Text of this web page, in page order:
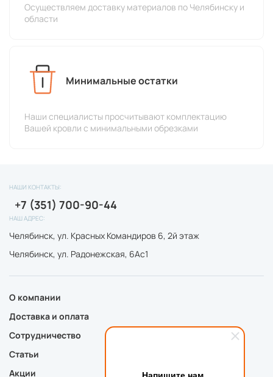
Напишите нам
Осуществляем доставку материалов по Челябинску и
области
Минимальные остатки
Наши специалисты просчитывают комплектацию
Вашей кровли с минимальными обрезками
НАШИ КОНТАКТЫ:
+7 (351) 700-90-44
НАШ АДРЕС:
Челябинск, ул. Красных Командиров 6, 2й этаж
Челябинск, ул. Радонежская, 6Ас1
О компании
Доставка и оплата
Сотрудничество
Статьи
Акции